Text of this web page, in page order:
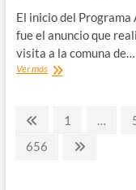
El inicio del
fue el anuncio que
visita a la comuna de…
Ver másPresidente
Indap
anuncian
Paginación
de
PáginaPágina
1 …
Página
656
Página